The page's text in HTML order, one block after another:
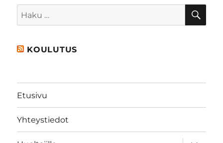
Etsi:
KOULUTUS
Etusivu
Yhteystiedot